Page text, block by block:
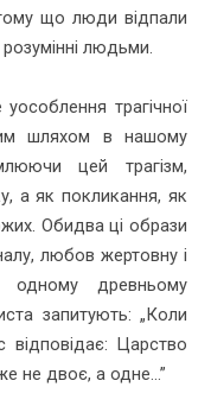
що люди відпали
людьми.
трагічної
шляхом в нашому
цей трагізм,
а як покликання, як
Обидва ці образи
любов жертовну і
одному древньому
запитують: „Коли
Царство
не двоє, а одне...”